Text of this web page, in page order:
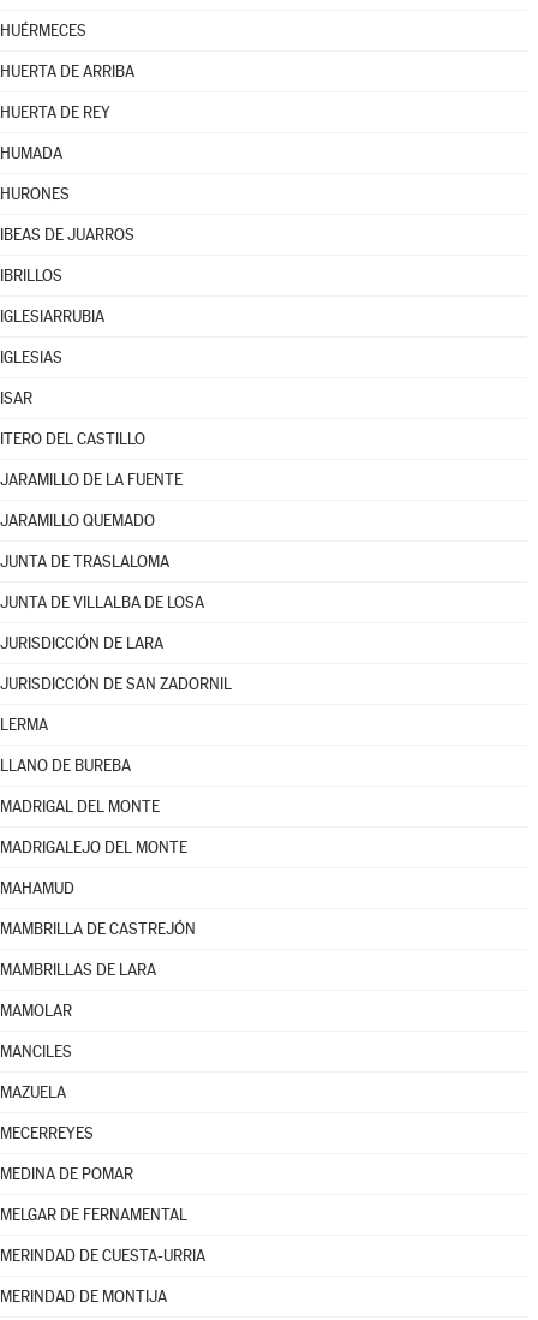
HUÉRMECES
HUERTA DE ARRIBA
HUERTA DE REY
HUMADA
HURONES
IBEAS DE JUARROS
IBRILLOS
IGLESIARRUBIA
IGLESIAS
ISAR
ITERO DEL CASTILLO
JARAMILLO DE LA FUENTE
JARAMILLO QUEMADO
JUNTA DE TRASLALOMA
JUNTA DE VILLALBA DE LOSA
JURISDICCIÓN DE LARA
JURISDICCIÓN DE SAN ZADORNIL
LERMA
LLANO DE BUREBA
MADRIGAL DEL MONTE
MADRIGALEJO DEL MONTE
MAHAMUD
MAMBRILLA DE CASTREJÓN
MAMBRILLAS DE LARA
MAMOLAR
MANCILES
MAZUELA
MECERREYES
MEDINA DE POMAR
MELGAR DE FERNAMENTAL
MERINDAD DE CUESTA-URRIA
MERINDAD DE MONTIJA